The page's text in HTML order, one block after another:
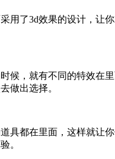
了3d效果的设计，让你
，就有不同的特效在里
做出选择。
都在里面，这样就让你
。